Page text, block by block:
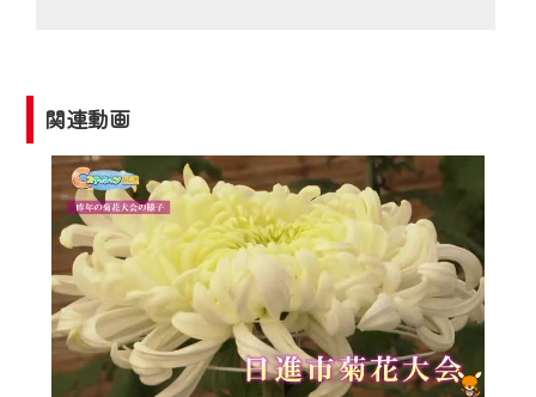
関連動画
2024年9月24日からはご加入者様へのサー
ビス向上のため、
『CCNet Web TV』を利用いただくには、
一部コンテンツを除き、
CCNetサービスへの加入と『CCNetマイ
ページ※』へのログインが必要となりま
す。
何卒、ご理解ご了承の程よろしくお願い
いたします。